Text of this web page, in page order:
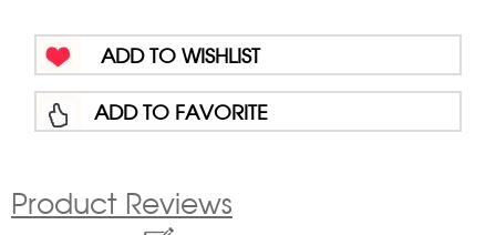
ADD TO WISHLIST
ADD TO FAVORITE
Product Reviews